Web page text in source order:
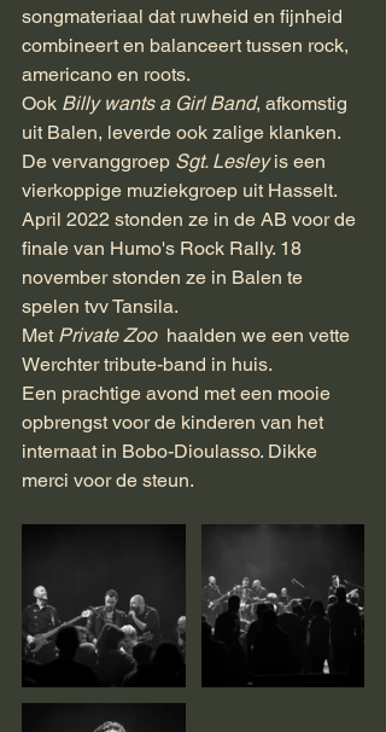
songmateriaal dat ruwheid en fijnheid
combineert en balanceert tussen rock,
americano en roots.
Ook Billy wants a Girl Band, afkomstig
uit Balen, leverde ook zalige klanken.
De vervanggroep Sgt. Lesley is een
vierkoppige muziekgroep uit Hasselt.
April 2022 stonden ze in de AB voor de
finale van Humo's Rock Rally. 18
november stonden ze in Balen te
spelen tvv Tansila.
Met Private Zoo haalden we een vette
Werchter tribute-band in huis.
Een prachtige avond met een mooie
opbrengst voor de kinderen van het
internaat in Bobo-Dioulasso. Dikke
merci voor de steun.